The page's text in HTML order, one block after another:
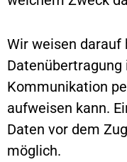
Wir weisen darauf
Kommunikation
aufweisen kann.
Daten vor dem
möglich.